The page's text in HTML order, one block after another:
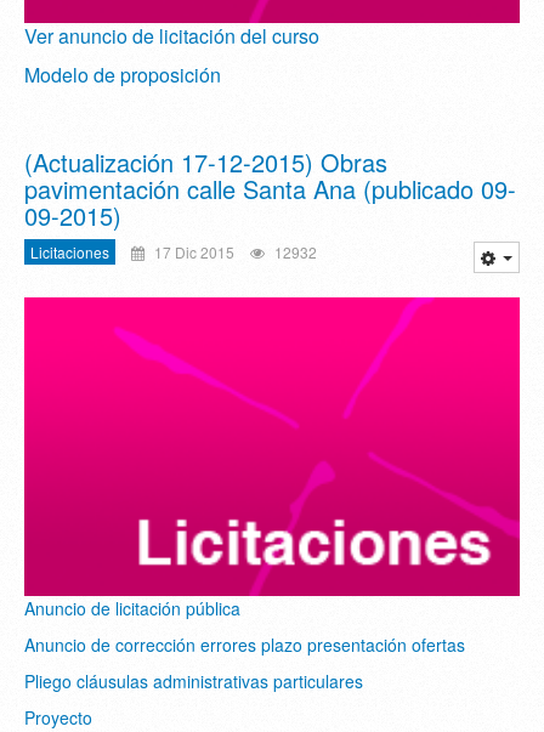
Ver anuncio de licitación del curso
Modelo de proposición
(Actualización 17-12-2015) Obras
pavimentación calle Santa Ana (publicado 09-
09-2015)
Licitaciones 17 Dic 2015 12932
Anuncio de licitación pública
Anuncio de corrección errores plazo presentación ofertas
Pliego cláusulas administrativas particulares
Proyecto